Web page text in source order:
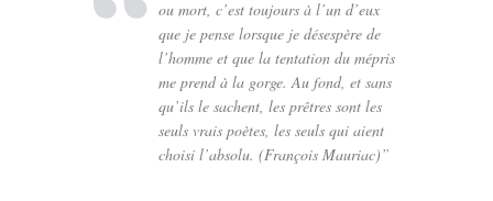
ou mort, c’est toujours à l’un d’eux
que je pense lorsque je désespère de
l’homme et que la tentation du mépris
me prend à la gorge. Au fond, et sans
qu’ils le sachent, les prêtres sont les
seuls vrais poètes, les seuls qui aient
choisi l’absolu. (François Mauriac)
(devise des chartreux)